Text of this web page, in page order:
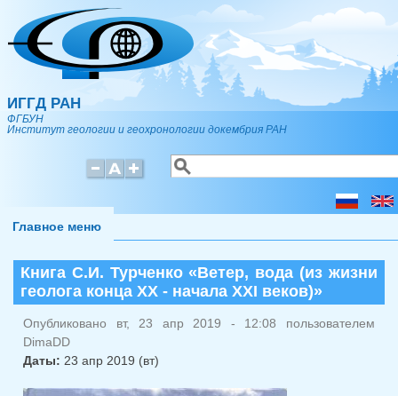
Перейти к основному содержанию
ИГГД РАН
ФГБУН
Институт геологии и геохронологии докембрия РАН
Форма поиска
Поиск
Главное меню
Книга С.И. Турченко «Ветер, вода (из жизни
геолога конца ХХ - начала XXI веков)»
Опубликовано вт, 23 апр 2019 - 12:08 пользователем
DimaDD
Даты: 23 апр 2019 (вт)